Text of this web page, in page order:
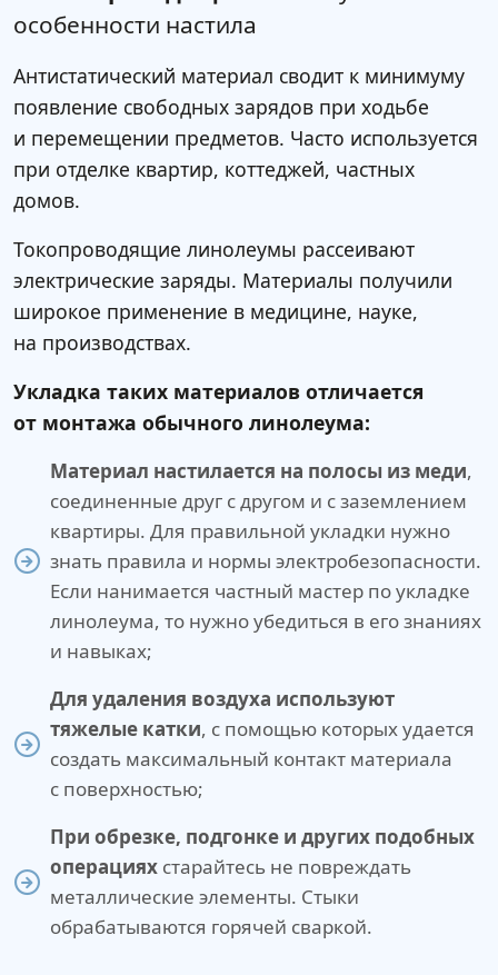
особенности настила
Антистатический материал сводит к минимуму
появление свободных зарядов при ходьбе
и перемещении предметов. Часто используется
при отделке квартир, коттеджей, частных
домов.
Токопроводящие линолеумы рассеивают
электрические заряды. Материалы получили
широкое применение в медицине, науке,
на производствах.
Укладка таких материалов отличается
от монтажа обычного линолеума:
Материал настилается на полосы из меди,
соединенные друг с другом и с заземлением
квартиры. Для правильной укладки нужно
знать правила и нормы электробезопасности.
Если нанимается частный мастер по укладке
линолеума, то нужно убедиться в его знаниях
и навыках;
Для удаления воздуха используют
тяжелые катки, с помощью которых удается
создать максимальный контакт материала
с поверхностью;
При обрезке, подгонке и других подобных
операциях старайтесь не повреждать
металлические элементы. Стыки
обрабатываются горячей сваркой.